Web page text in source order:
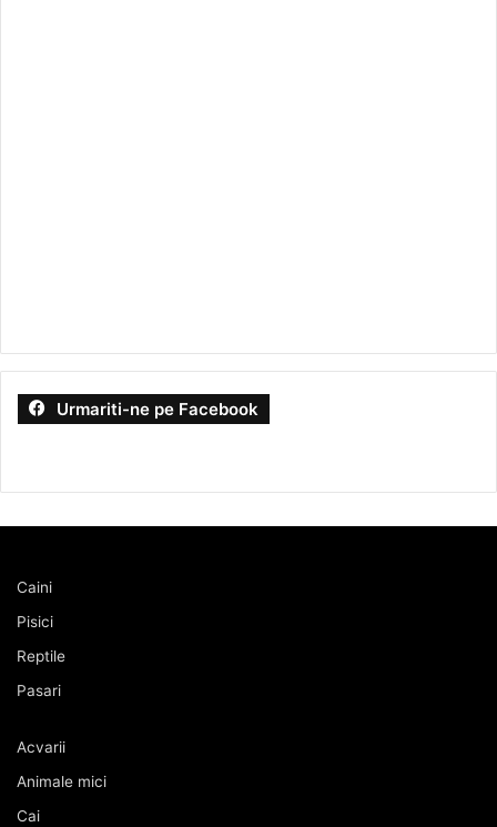
Urmariti-ne pe Facebook
Caini
Pisici
Reptile
Pasari
Acvarii
Animale mici
Cai